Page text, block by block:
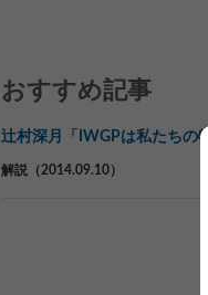
おすすめ記事
辻村深月「IWGPは私たちの
解説（2014.09.10）